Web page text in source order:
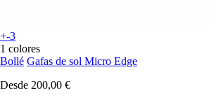
+-3
1 colores
Bollé Gafas de sol Micro Edge
Desde 200,00 €